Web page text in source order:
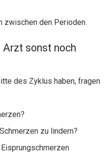
zwischen den Perioden.
sonst noch
des Zyklus haben, fragen
zu lindern?